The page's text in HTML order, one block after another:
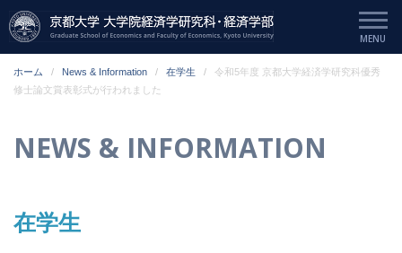
ホーム News & Information 在学生
令和5年度 京都大学経済学研究科優秀
修士論文賞表彰式が行われました
NEWS & INFORMATION
在学生